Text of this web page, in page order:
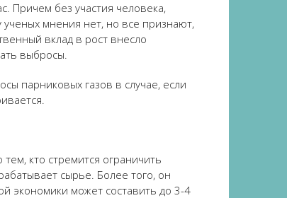
Причем без участия человека,
мнения нет, но все признают,
вклад в рост внесло
выбросы.
парниковых газов в случае, если
кто стремится ограничить
сырье. Более того, он
экономики может составить до 3-4